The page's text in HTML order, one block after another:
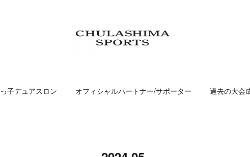
子デュアスロン オフィシャルパートナー/サポーター 過去の大会